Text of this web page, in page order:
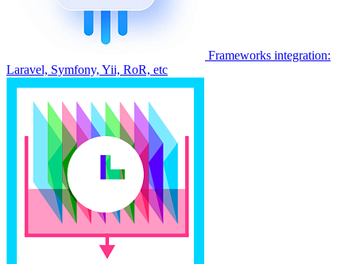
Frameworks integration:
Laravel, Symfony, Yii, RoR, etc